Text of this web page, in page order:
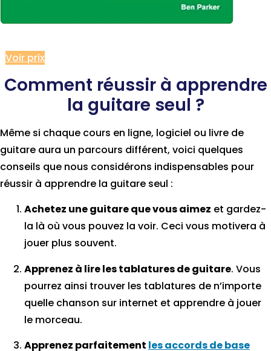
Voir prix
Comment réussir à apprendre
la guitare seul ?
Même si chaque cours en ligne, logiciel ou livre de
guitare aura un parcours différent, voici quelques
conseils que nous considérons indispensables pour
réussir à apprendre la guitare seul :
Achetez une guitare que vous aimez et gardez-
la là où vous pouvez la voir. Ceci vous motivera à
jouer plus souvent.
Apprenez à lire les tablatures de guitare. Vous
pourrez ainsi trouver les tablatures de n’importe
quelle chanson sur internet et apprendre à jouer
le morceau.
Apprenez parfaitement les accords de base